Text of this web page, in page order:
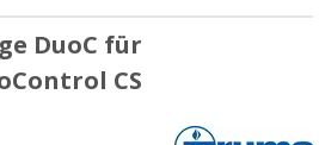
DuoC für
CS